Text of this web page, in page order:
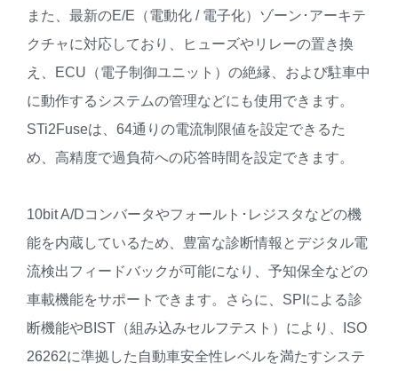
また、最新のE/E（電動化 / 電子化）ゾーン･アーキテ
クチャに対応しており、ヒューズやリレーの置き換
え、ECU（電子制御ユニット）の絶縁、および駐車中
に動作するシステムの管理などにも使用できます。
STi2Fuseは、64通りの電流制限値を設定できるた
め、高精度で過負荷への応答時間を設定できます。
10bit A/Dコンバータやフォールト･レジスタなどの機
能を内蔵しているため、豊富な診断情報とデジタル電
流検出フィードバックが可能になり、予知保全などの
車載機能をサポートできます。さらに、SPIによる診
断機能やBIST（組み込みセルフテスト）により、ISO
26262に準拠した自動車安全性レベルを満たすシステ